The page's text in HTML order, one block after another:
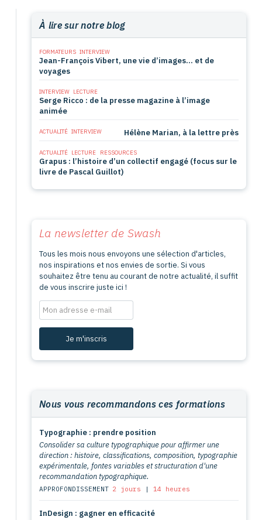
À lire sur notre blog
FORMATEURS INTERVIEW
Jean-François Vibert, une vie d’images… et de
voyages
INTERVIEW LECTURE
Serge Ricco : de la presse magazine à l’image
animée
ACTUALITÉ INTERVIEW Hélène Marian, à la lettre près
ACTUALITÉ LECTURE RESSOURCES
Grapus : l’histoire d’un collectif engagé (focus sur le
livre de Pascal Guillot)
La newsletter de Swash
Tous les mois nous envoyons une sélection d'articles,
nos inspirations et nos envies de sortie. Si vous
souhaitez être tenu au courant de notre actualité, il suffit
de vous inscrire juste ici !
Nous vous recommandons ces formations
Typographie : prendre position
Consolider sa culture typographique pour affirmer une
direction : histoire, classifications, composition, typographie
expérimentale, fontes variables et structuration d'une
recommandation typographique.
APPROFONDISSEMENT 2 jours |14 heures
InDesign : gagner en efficacité